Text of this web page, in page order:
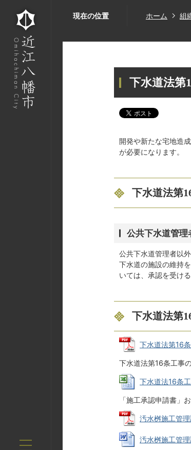
現在の位置 ホーム 組
下水道法第
開発や新たな宅地造
が必要になります。
下水道法第
公共下水道管理
公共下水道管理者以
下水道の施設の維持
いては、承認を受け
下水道法第
下水道法第16
下水道法第16条工事
下水道法16条
「施工承認申請書」
汚水桝施工管
汚水桝施工管